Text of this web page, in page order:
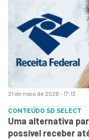
21 de maio de 2026 - 17:13
CONTEÚDO SD SELECT
Uma alternativa
possível receber